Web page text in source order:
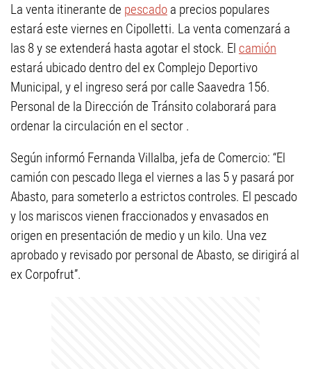
La venta itinerante de pescado a precios populares
estará este viernes en Cipolletti. La venta comenzará a
las 8 y se extenderá hasta agotar el stock. El camión
estará ubicado dentro del ex Complejo Deportivo
Municipal, y el ingreso será por calle Saavedra 156.
Personal de la Dirección de Tránsito colaborará para
ordenar la circulación en el sector .
Según informó Fernanda Villalba, jefa de Comercio: “El
camión con pescado llega el viernes a las 5 y pasará por
Abasto, para someterlo a estrictos controles. El pescado
y los mariscos vienen fraccionados y envasados en
origen en presentación de medio y un kilo. Una vez
aprobado y revisado por personal de Abasto, se dirigirá al
ex Corpofrut”.